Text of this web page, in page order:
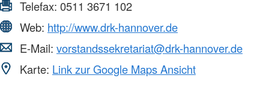
Telefax: 0511 3671 102
Web: http://www.drk-hannover.de
E-Mail: vorstandssekretariat@drk-hannover.de
Karte: Link zur Google Maps Ansicht